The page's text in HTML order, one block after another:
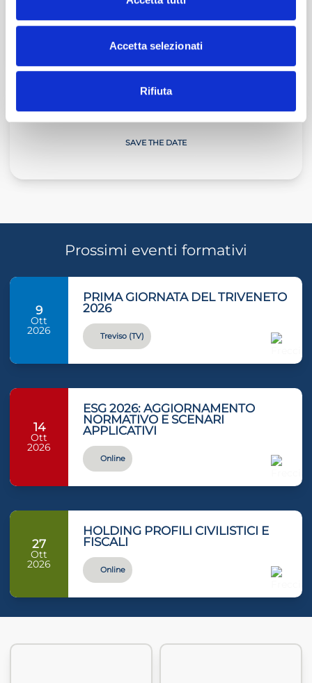
Accetta selezionati
Rifiuta
Il Commercialista Veneto
Giornate sulla Neve
SAVE THE DATE
Prossimi eventi formativi
9
Ott
2026
PRIMA GIORNATA DEL TRIVENETO
2026
Treviso (TV)
14
Ott
2026
ESG 2026: AGGIORNAMENTO
NORMATIVO E SCENARI
APPLICATIVI
Online
27
Ott
2026
HOLDING PROFILI CIVILISTICI E
FISCALI
Online